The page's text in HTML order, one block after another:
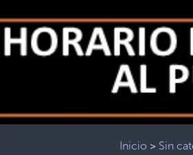
Inicio > Sin